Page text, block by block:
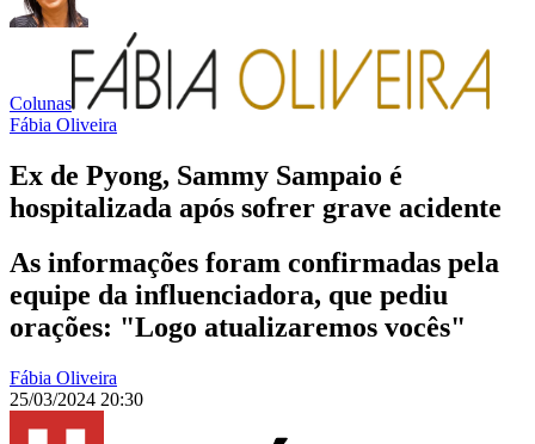
Colunas
Fábia Oliveira
Ex de Pyong, Sammy Sampaio é
hospitalizada após sofrer grave acidente
As informações foram confirmadas pela
equipe da influenciadora, que pediu
orações: "Logo atualizaremos vocês"
Fábia Oliveira
25/03/2024 20:30